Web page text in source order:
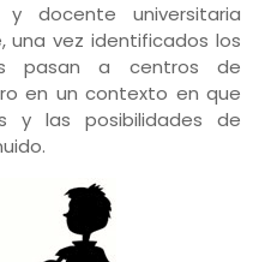
y docente universitaria
una vez identificados los
pasan a centros de
en un contexto en que
y las posibilidades de